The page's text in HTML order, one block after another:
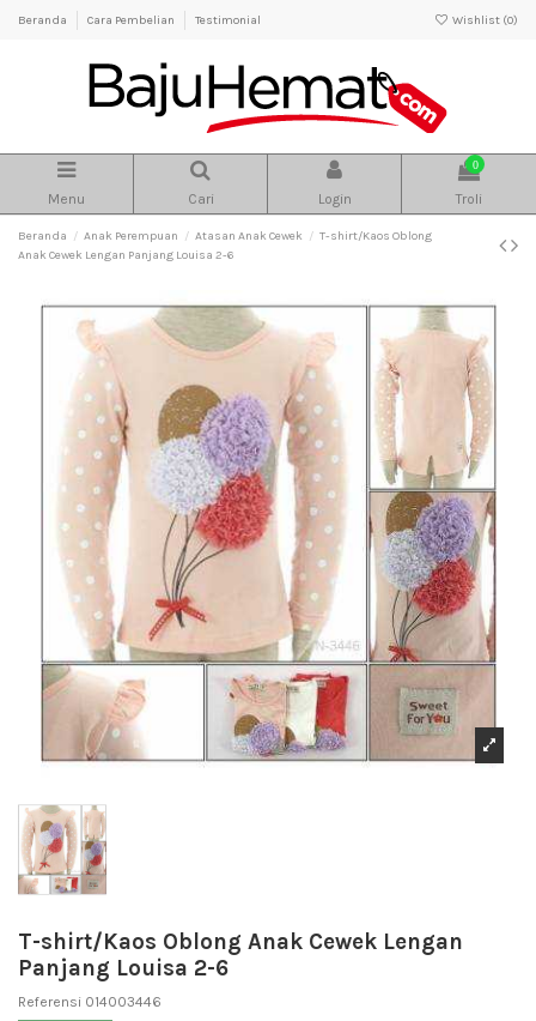
Beranda Cara Pembelian Testimonial Wishlist (0)
Menu Cari Login
0
Troli
Beranda Anak Perempuan Atasan Anak Cewek
T-shirt/Kaos Oblong
Anak Cewek Lengan Panjang Louisa 2-6
T-shirt/Kaos Oblong Anak Cewek Lengan
Panjang Louisa 2-6
Referensi 014003446